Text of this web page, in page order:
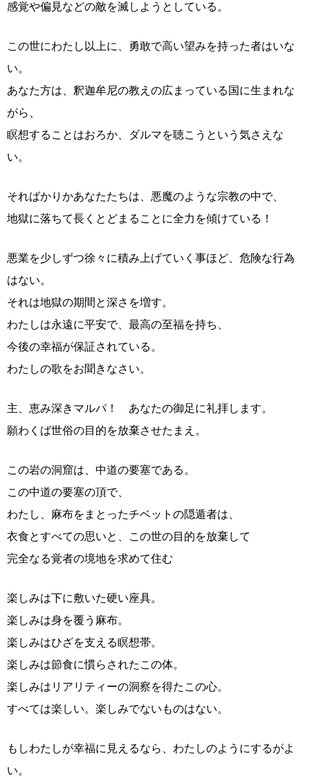
感覚や偏見などの敵を滅しようとしている。
この世にわたし以上に、勇敢で高い望みを持った者はいな
い。
あなた方は、釈迦牟尼の教えの広まっている国に生まれな
がら、
瞑想することはおろか、ダルマを聴こうという気さえな
い。
そればかりかあなたたちは、悪魔のような宗教の中で、
地獄に落ちて長くとどまることに全力を傾けている！
悪業を少しずつ徐々に積み上げていく事ほど、危険な行為
はない。
それは地獄の期間と深さを増す。
わたしは永遠に平安で、最高の至福を持ち、
今後の幸福が保証されている。
わたしの歌をお聞きなさい。
主、恵み深きマルパ！ あなたの御足に礼拝します。
願わくば世俗の目的を放棄させたまえ。
この岩の洞窟は、中道の要塞である。
この中道の要塞の頂で、
わたし、麻布をまとったチベットの隠遁者は、
衣食とすべての思いと、この世の目的を放棄して
完全なる覚者の境地を求めて住む
楽しみは下に敷いた硬い座具。
楽しみは身を覆う麻布。
楽しみはひざを支える瞑想帯。
楽しみは節食に慣らされたこの体。
楽しみはリアリティーの洞察を得たこの心。
すべては楽しい。楽しみでないものはない。
もしわたしが幸福に見えるなら、わたしのようにするがよ
い。